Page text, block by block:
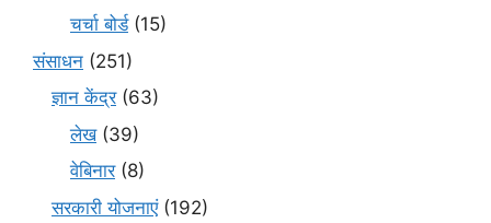
चर्चा बोर्ड(15)
संसाधन (251)
ज्ञान केंद्र(63)
लेख(39)
वेबिनार(8)
सरकारी योजनाएं(192)